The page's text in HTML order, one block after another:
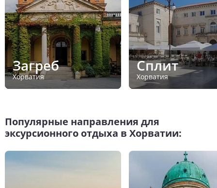
Загреб
Хорватия
Сплит
Хорватия
Популярные направления для
эксурсионного отдыха в Хорватии: